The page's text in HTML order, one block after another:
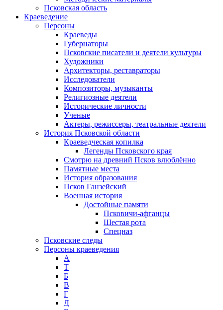
Псковская область
Краеведение
Персоны
Краеведы
Губернаторы
Псковские писатели и деятели культуры
Художники
Архитекторы, реставраторы
Исследователи
Композиторы, музыканты
Религиозные деятели
Исторические личности
Ученые
Актеры, режиссеры, театральные деятели
История Псковской области
Краеведческая копилка
Легенды Псковского края
Смотрю на древний Псков влюблённо
Памятные места
История образования
Псков Ганзейский
Военная история
Достойные памяти
Псковичи-афганцы
Шестая рота
Спецназ
Псковские следы
Персоны краеведения
А
T
Б
В
Г
Д